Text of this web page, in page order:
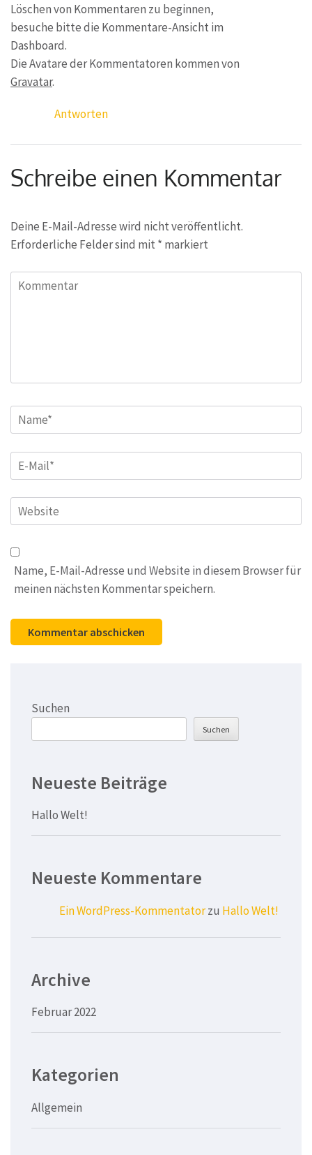
Löschen von Kommentaren zu beginnen,
besuche bitte die Kommentare-Ansicht im
Dashboard.
Die Avatare der Kommentatoren kommen von
Gravatar.
Antworten
Schreibe einen Kommentar
Deine E-Mail-Adresse wird nicht veröffentlicht.
Erforderliche Felder sind mit * markiert
Kommentar
Name*
E-
Mail*
Website
Name, E-Mail-Adresse und Website in diesem Browser für
meinen nächsten Kommentar speichern.
Suchen
Suchen
Neueste Beiträge
Hallo Welt!
Neueste Kommentare
Ein WordPress-Kommentatorzu Hallo Welt!
Archive
Februar 2022
Kategorien
Allgemein